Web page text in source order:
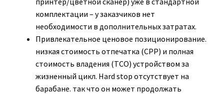
комплектации – у заказчиков нет
необходимости в дополнительных затратах.
Привлекательное ценовое позиционирование.
низкая стоимость отпечатка (CPP) и полная
стоимость владения (TCO) устройством за
жизненный цикл. Hard stop отсутствует на
барабане. так что он может продолжать